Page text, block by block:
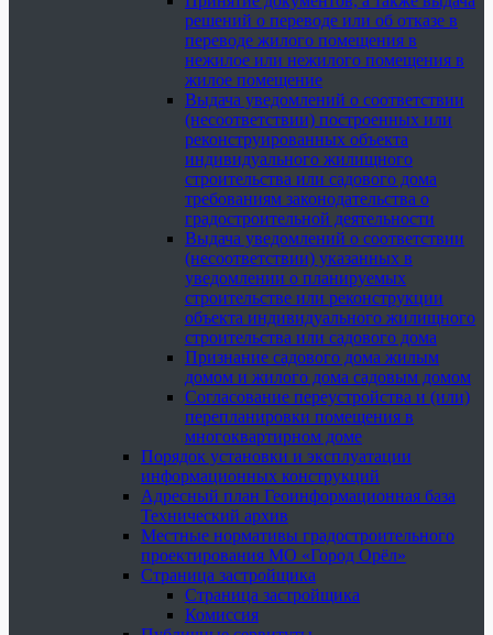
решений о переводе или об отказе в
переводе жилого помещения в
нежилое или нежилого помещения в
жилое помещение
Выдача уведомлений о соответствии
(несоответствии) построенных или
реконструированных объекта
индивидуального жилищного
строительства или садового дома
требованиям законодательства о
градостроительной деятельности
Выдача уведомлений о соответствии
(несоответствии) указанных в
уведомлении о планируемых
строительстве или реконструкции
объекта индивидуального жилищного
строительства или садового дома
Признание садового дома жилым
домом и жилого дома садовым домом
Согласование переустройства и (или)
перепланировки помещения в
многоквартирном доме
Порядок установки и эксплуатации
информационных конструкций
Адресный план Геоинформационная база
Технический архив
Местные нормативы градостроительного
проектирования МО «Город Орёл»
Страница застройщика
Страница застройщика
Комиссия